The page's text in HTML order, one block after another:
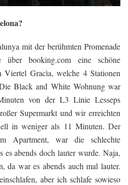
mit der berühmten Promenade
booking.com eine schöne
Viertel Gracìa, welche 4 Stationen
Black and White Wohnung war
von der L3 Linie Lesseps
Supermarkt und wir erreichten
in weniger als 11 Minuten. Der
Apartment, war die schlechte
es abends doch lauter wurde. Naja,
da war es abends auch mal lauter.
aber ich schlafe sowieso